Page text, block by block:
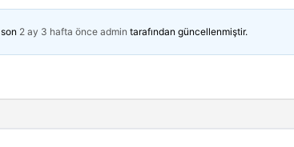
2 ay 3 hafta önce admin tarafından güncellenmiştir.